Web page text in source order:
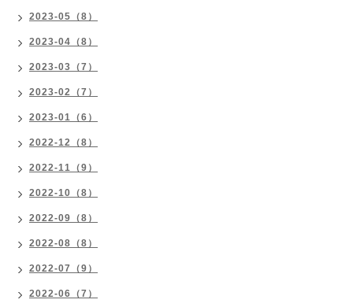
2023-05（8）
2023-04（8）
2023-03（7）
2023-02（7）
2023-01（6）
2022-12（8）
2022-11（9）
2022-10（8）
2022-09（8）
2022-08（8）
2022-07（9）
2022-06（7）